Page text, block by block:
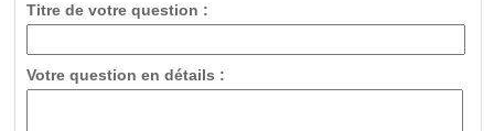
Titre de votre question :
Votre question en détails :